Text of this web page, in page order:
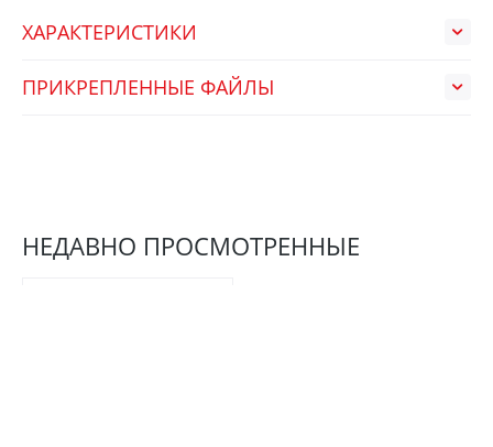
ХАРАКТЕРИСТИКИ
ПРИКРЕПЛЕННЫЕ ФАЙЛЫ
НЕДАВНО ПРОСМОТРЕННЫЕ